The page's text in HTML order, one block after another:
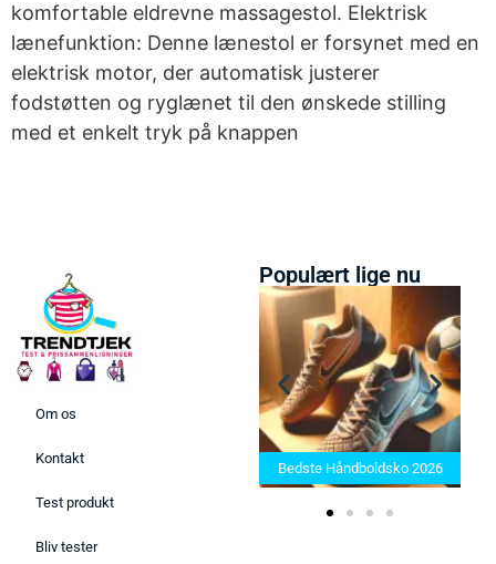
komfortable eldrevne massagestol. Elektrisk
lænefunktion: Denne lænestol er forsynet med en
elektrisk motor, der automatisk justerer
fodstøtten og ryglænet til den ønskede stilling
med et enkelt tryk på knappen
Om os
Kontakt
Test produkt
Bliv tester
Populært lige nu
Bedste Saunatæppe 2025 –
Find de bedste produkter her!
Bedste Håndboldsko 2026